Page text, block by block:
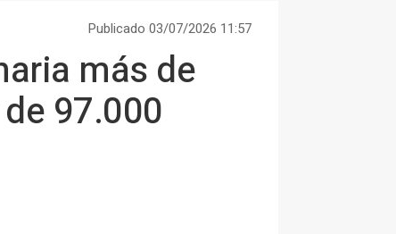
Publicado 03/07/2026 11:57
más de
97.000